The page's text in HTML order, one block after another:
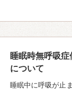
睡眠時無呼吸
について
睡眠中に呼吸が止